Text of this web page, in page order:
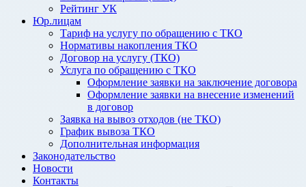
Рейтинг УК
Юр.лицам
Тариф на услугу по обращению с ТКО
Нормативы накопления ТКО
Договор на услугу (ТКО)
Услуга по обращению с ТКО
Оформление заявки на заключение договора
Оформление заявки на внесение изменений
в договор
Заявка на вывоз отходов (не ТКО)
График вывоза ТКО
Дополнительная информация
Законодательство
Новости
Контакты